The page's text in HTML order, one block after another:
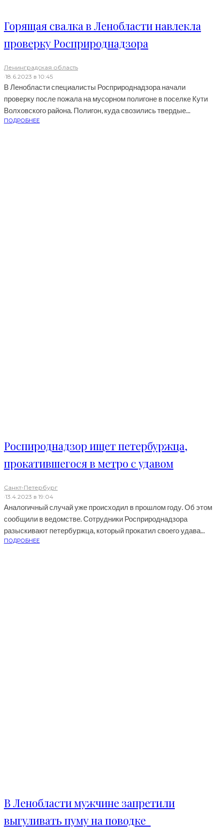
Горящая свалка в Ленобласти навлекла
проверку Росприроднадзора
Ленинградская область
·18.6.2023 в 10:45
В Ленобласти специалисты Росприроднадзора начали
проверку после пожала на мусорном полигоне в поселке Кути
Волховского района. Полигон, куда свозились твердые...
ПОДРОБНЕЕ
Роспироднадзор ищет петербуржца,
прокатившегося в метро с удавом
Санкт-Петербург
·13.4.2023 в 19:04
Аналогичный случай уже происходил в прошлом году. Об этом
сообщили в ведомстве. Сотрудники Росприроднадзора
разыскивают петербуржца, который прокатил своего удава...
ПОДРОБНЕЕ
В Ленобласти мужчине запретили
выгуливать пуму на поводке